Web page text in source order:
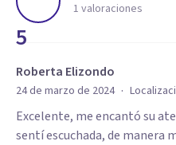
5
1 valoraciones
Roberta Elizondo
24 de marzo de 2024 ·
Excelente, me encantó su
sentí escuchada, de manera